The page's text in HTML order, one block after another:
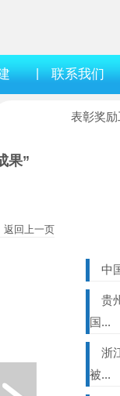
| 联系我们
表彰奖
果”
返回上一页
中
贵
国...
浙
被...